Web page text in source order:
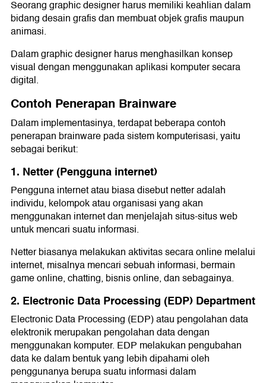
Seorang graphic designer harus memiliki keahlian dalam
bidang desain grafis dan membuat objek grafis maupun
animasi.
Dalam graphic designer harus menghasilkan konsep
visual dengan menggunakan aplikasi komputer secara
digital.
Contoh Penerapan Brainware
Dalam implementasinya, terdapat beberapa contoh
penerapan brainware pada sistem komputerisasi, yaitu
sebagai berikut:
1. Netter (Pengguna internet)
Pengguna internet atau biasa disebut netter adalah
individu, kelompok atau organisasi yang akan
menggunakan internet dan menjelajah situs-situs web
untuk mencari suatu informasi.
Netter biasanya melakukan aktivitas secara online melalui
internet, misalnya mencari sebuah informasi, bermain
game online, chatting, bisnis online, dan sebagainya.
2. Electronic Data Processing (EDP) Department
Electronic Data Processing (EDP) atau pengolahan data
elektronik merupakan pengolahan data dengan
menggunakan komputer. EDP melakukan pengubahan
data ke dalam bentuk yang lebih dipahami oleh
penggunanya berupa suatu informasi dalam